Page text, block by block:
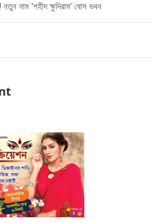
নতুন নাম ‘শহীদ ক্ষুদিরাম’ বোস ভবন